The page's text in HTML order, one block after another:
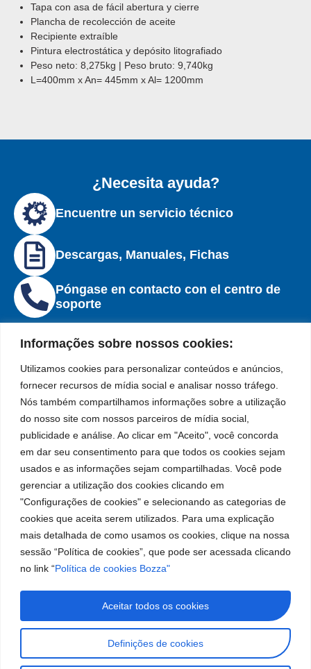
Informações sobre nossos cookies:
Utilizamos cookies para personalizar conteúdos e anúncios,
fornecer recursos de mídia social e analisar nosso tráfego.
Nós também compartilhamos informações sobre a utilização
do nosso site com nossos parceiros de mídia social,
publicidade e análise. Ao clicar em "Aceito", você concorda
em dar seu consentimento para que todos os cookies sejam
usados e as informações sejam compartilhadas. Você pode
gerenciar a utilização dos cookies clicando em
"Configurações de cookies" e selecionando as categorias de
cookies que aceita serem utilizados. Para uma explicação
mais detalhada de como usamos os cookies, clique na nossa
sessão “Política de cookies”, que pode ser acessada clicando
no link “Política de cookies Bozza"
Definições de cookies
Aceitar todos os cookies
Tapa con asa de fácil abertura y cierre
Plancha de recolección de aceite
Recipiente extraíble
Pintura electrostática y depósito litografiado
Peso neto: 8,275kg | Peso bruto: 9,740kg
L=400mm x An= 445mm x Al= 1200mm
¿Necesita ayuda?
Encuentre un servicio técnico
Descargas, Manuales, Fichas
Póngase en contacto con el centro de
soporte
líder
en
la
fabricación
para
lubricación
y
abastecimiento
de
del
Sur.
de
privacidad
Políticas
de
cookies
Bozza
Institucional
Servicio
Autorizados
Bozza
Sea un
Representante
Trabaje con
Nosotros
Rua Tiradentes,
931 – Anexo
Anita Franchini,
50/96
Bairro: Santa
Terezinha
São Bernardo
do Campo – SP
CEP: 09780-
001
Hable
5050
sociales
Youtube
Instagram
Imágenes meramente ilustrativas. Información sujeta a cambios